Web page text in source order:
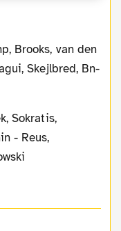
Brooks, van den
Skejlbred, Bn-
Sokratis,
- Reus,